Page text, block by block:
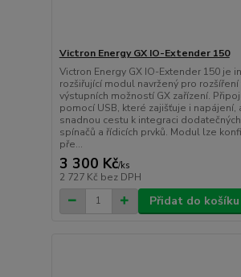
Victron Energy GX IO-Extender 150
Victron Energy GX IO-Extender 150 je
rozšiřující modul navržený pro rozšíření
výstupních možností GX zařízení.
pomocí USB, které zajišťuje i napájení,
snadnou cestu k integraci
spínačů a řídicích prvků. Modul lze
pře...
3 300 Kč/ks
2 727 Kč bez DPH
Přidat do košíku